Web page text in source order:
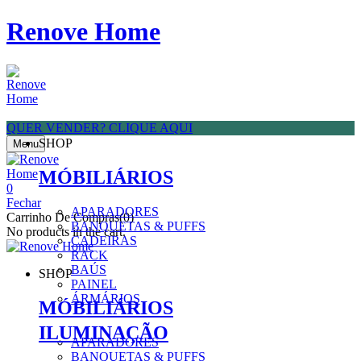
Renove Home
SHOP
MÓBILIÁRIOS
APARADORES
BANQUETAS & PUFFS
CADEIRAS
RACK
BAÚS
PAINEL
ÁRMÁRIOS
ILUMINAÇÃO
QUER VENDER? CLIQUE AQUI
Menu
0
Fechar
Carrinho De Compras(0)
No products in the cart.
SHOP
MÓBILIÁRIOS
APARADORES
BANQUETAS & PUFFS